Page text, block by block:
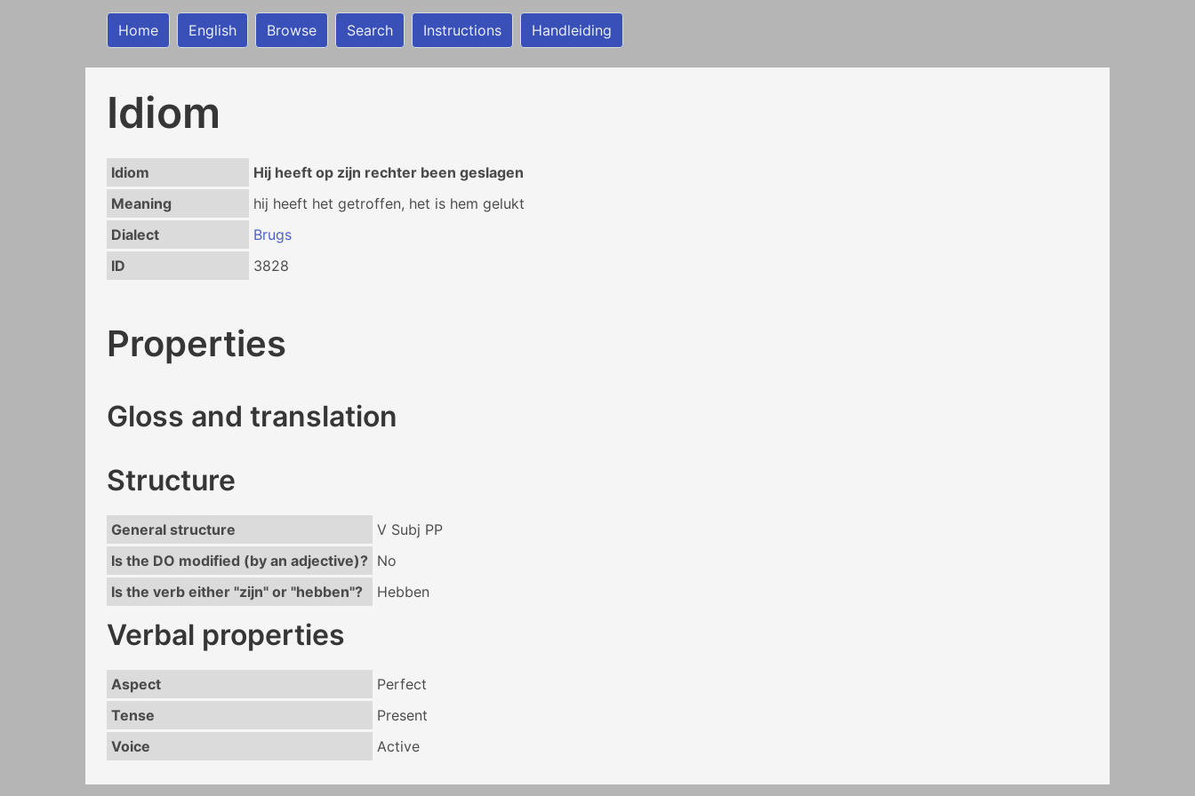
Home English Browse Search Instructions Handleiding
Idiom
Idiom
Hij heeft op zijn rechter been geslagen
Meaning
hij heeft het getroffen, het is hem gelukt
Dialect
Brugs
ID
3828
Properties
Gloss and translation
Structure
General structure
V Subj PP
Is the DO modified (by an adjective)? No
Is the verb either "zijn" or "hebben"?
Hebben
Verbal properties
Aspect
Perfect
Tense
Present
Voice
Active